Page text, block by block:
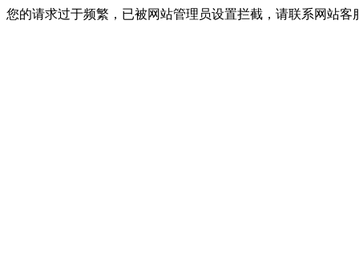
您的请求过于频繁，已被网站管理员设置拦截，请联系网站客